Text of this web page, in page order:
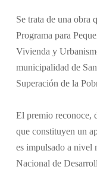
Se trata de una obra
Programa para
Vivienda y
municipalidad de
Superación de la
El premio reconoce,
que constituyen un
es impulsado a nivel
Nacional de